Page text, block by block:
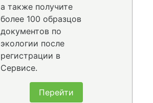
а также получите
более 100 образцов
документов по
экологии после
регистрации в
Сервисе.
Перейти